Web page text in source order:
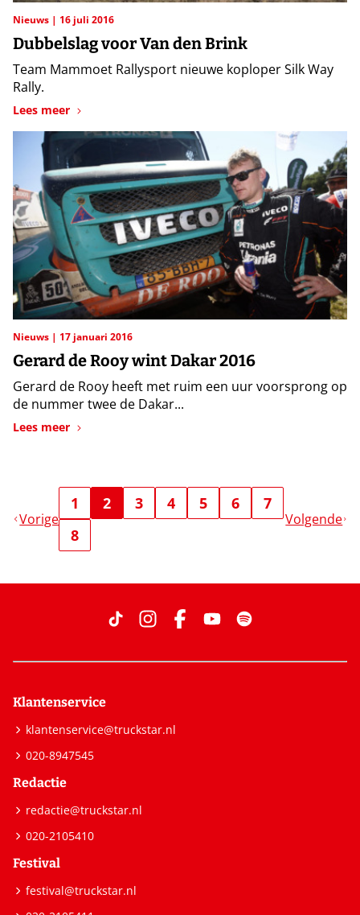
Nieuws 16 juli 2016
Dubbelslag voor Van den Brink
Team Mammoet Rallysport nieuwe koploper Silk Way
Rally.
Lees meer
Nieuws 17 januari 2016
Gerard de Rooy wint Dakar 2016
Gerard de Rooy heeft met ruim een uur voorsprong op
de nummer twee de Dakar...
Lees meer
Vorige
1 2 3 4 5 6
7
8
Volgende
Klantenservice
klantenservice@truckstar.nl
020-8947545
Redactie
redactie@truckstar.nl
020-2105410
Festival
festival@truckstar.nl